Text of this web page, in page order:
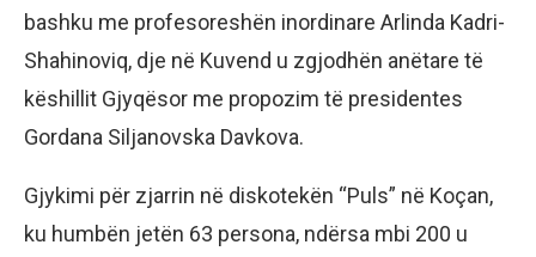
bashku me profesoreshën inordinare Arlinda Kadri-
Shahinoviq, dje në Kuvend u zgjodhën anëtare të
këshillit Gjyqësor me propozim të presidentes
Gordana Siljanovska Davkova.
Gjykimi për zjarrin në diskotekën “Puls” në Koçan,
ku humbën jetën 63 persona, ndërsa mbi 200 u